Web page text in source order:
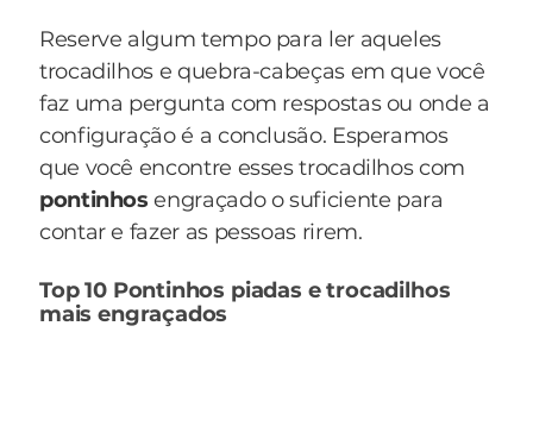
Reserve algum tempo para ler aqueles
trocadilhos e quebra-cabeças em que você
faz uma pergunta com respostas ou onde a
configuração é a conclusão. Esperamos
que você encontre esses trocadilhos com
pontinhosengraçado o suficiente para
contar e fazer as pessoas rirem.
Top 10 Pontinhos piadas e trocadilhos
mais engraçados